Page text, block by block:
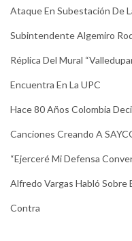
Ataque En Subestación De
Subintendente Algemiro
Réplica Del Mural
Encuentra En La UPC
Hace 80 Años Colombia
Canciones Creando A
“Ejerceré Mi Defensa
Alfredo Vargas Habló Sobre
Contra